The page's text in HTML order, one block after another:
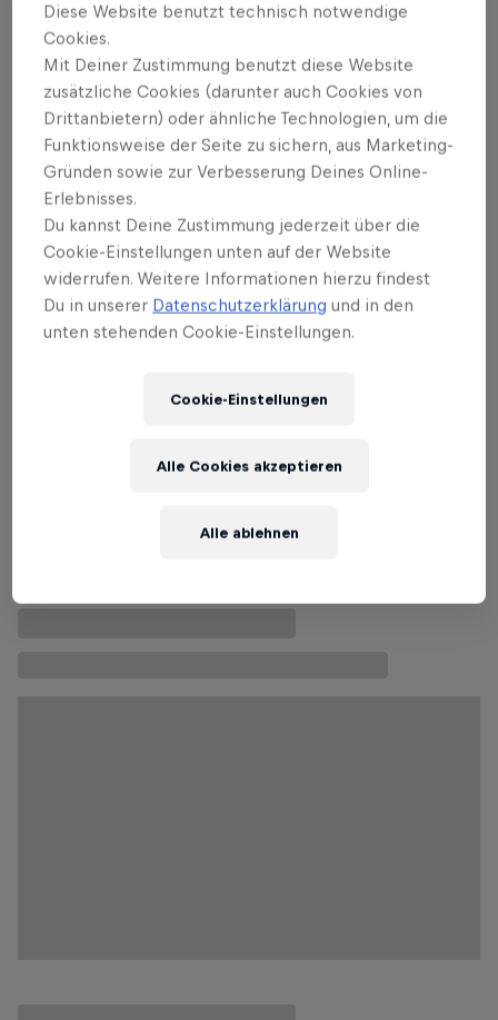
Film ansehen
Mehr dazu
Read more stories
Diese Website benutzt technisch notwendige
Cookies.
Mit Deiner Zustimmung benutzt diese Website
zusätzliche Cookies (darunter auch Cookies von
Drittanbietern) oder ähnliche Technologien, um die
Funktionsweise der Seite zu sichern, aus Marketing-
Gründen sowie zur Verbesserung Deines Online-
Erlebnisses.
Du kannst Deine Zustimmung jederzeit über die
Cookie-Einstellungen unten auf der Website
widerrufen. Weitere Informationen hierzu findest
Du in unserer Datenschutzerklärung und in den
unten stehenden Cookie-Einstellungen.
Cookie-Einstellungen
Alle ablehnen
Alle Cookies akzeptieren